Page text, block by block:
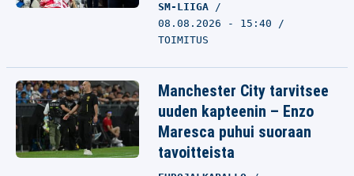
SM-LIIGA
08.08.2026 - 15:40
TOIMITUS
Manchester City tarvitsee
uuden kapteenin – Enzo
Maresca puhui suoraan
tavoitteista